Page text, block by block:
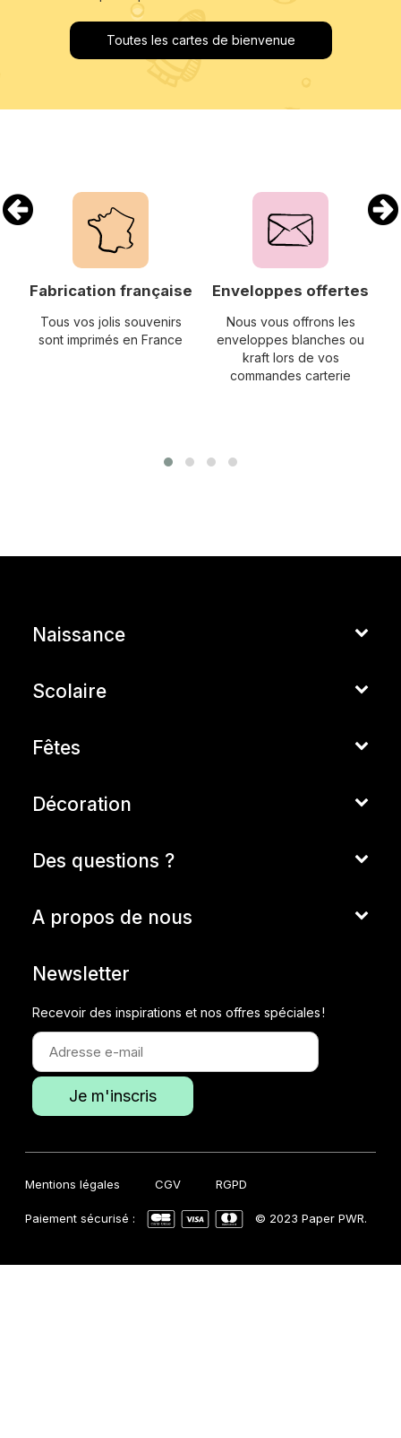
Toutes les cartes de bienvenue
Fabrication française
Tous vos jolis souvenirs
sont imprimés en France
Enveloppes offertes
Nous vous offrons les
enveloppes blanches ou
kraft lors de vos
commandes carterie
Naissance
Scolaire
Fêtes
Décoration
Des questions ?
A propos de nous
Newsletter
Recevoir des inspirations et nos offres spéciales !
Mentions légales CGV RGPD
Paiement sécurisé : © 2023 Paper PWR.